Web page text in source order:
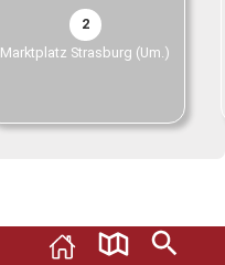
2
Marktplatz Strasburg (Um.)